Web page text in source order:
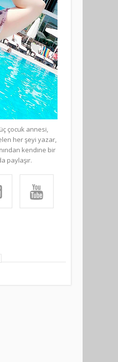
çocuk annesi,
her şeyi yazar,
kendine bir
paylaşır.